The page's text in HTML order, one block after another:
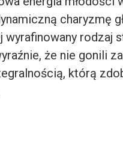
charyzmę
rodzaj
że nie gonili
którą